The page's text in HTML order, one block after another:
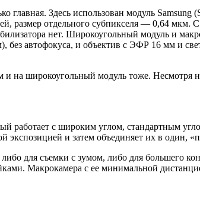
главная. Здесь использован модуль
размер отдельного субпикселя — 0,64
нет. Широкоугольный модуль и
без автофокуса, и объектив с ЭФР 16 мм и
на широкоугольный модуль тоже. Несмотря
работает с широким углом, стандартным
экспозицией и затем объединяет их в
для съемки с зумом, либо для большего
Макрокамера c ее минимальной